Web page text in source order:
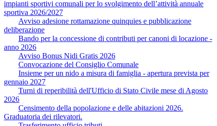
impianti sportivi comunali per lo svolgimento dell’attività annuale
sportiva 2026/2027
Avviso adesione rottamazione quinquies e pubblicazione
deliberazione
Bando per la concessione di contributi per canoni di locazione -
anno 2026
Avviso Bonus Nidi Gratis 2026
Convocazione del Consiglio Comunale
Insieme per un nido a misura di famiglia - apertura prevista per
gennaio 2027
Turni di reperibilità dell'Ufficio di Stato Civile mese di Agosto
2026
Censimento della popolazione e delle abitazioni 2026.
Graduatoria dei rilevatori.